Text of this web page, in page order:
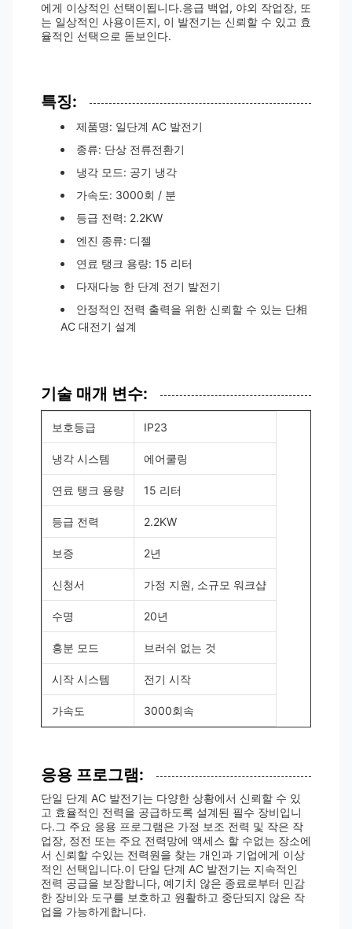
에게 이상적인 선택이됩니다.응급 백업, 야외 작업장, 또
는 일상적인 사용이든지, 이 발전기는 신뢰할 수 있고 효
율적인 선택으로 돋보인다.
특징:
제품명: 일단계 AC 발전기
종류: 단상 전류전환기
냉각 모드: 공기 냉각
가속도: 3000회 / 분
등급 전력: 2.2KW
엔진 종류: 디젤
연료 탱크 용량: 15 리터
다재다능 한 단계 전기 발전기
안정적인 전력 출력을 위한 신뢰할 수 있는 단相
AC 대전기 설계
기술 매개 변수:
보호등급 IP23
냉각 시스템 에어쿨링
연료 탱크 용량 15 리터
등급 전력 2.2KW
보증 2년
신청서 가정 지원, 소규모 워크샵
수명 20년
흥분 모드 브러쉬 없는 것
시작 시스템 전기 시작
가속도 3000회속
응용 프로그램:
단일 단계 AC 발전기는 다양한 상황에서 신뢰할 수 있
고 효율적인 전력을 공급하도록 설계된 필수 장비입니
다.그 주요 응용 프로그램은 가정 보조 전력 및 작은 작
업장, 정전 또는 주요 전력망에 액세스 할 수없는 장소에
서 신뢰할 수있는 전력원을 찾는 개인과 기업에게 이상
적인 선택입니다.이 단일 단계 AC 발전기는 지속적인
전력 공급을 보장합니다, 예기치 않은 종료로부터 민감
한 장비와 도구를 보호하고 원활하고 중단되지 않은 작
업을 가능하게합니다.